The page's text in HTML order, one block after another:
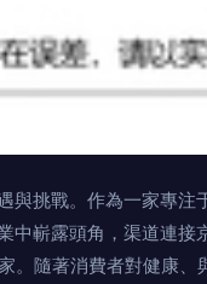
與挑戰。作為一家專注
嶄露頭角，渠道連接
。隨著消費者對健康、